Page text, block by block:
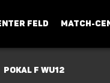
FELD MATCH-
Pokal F wU12